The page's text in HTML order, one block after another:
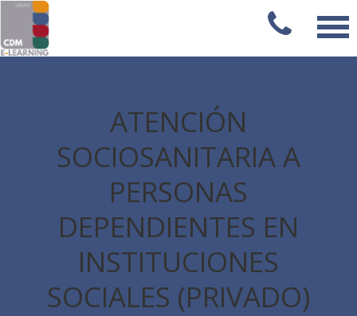
ATENCIÓN
SOCIOSANITARIA A
PERSONAS
DEPENDIENTES EN
INSTITUCIONES
SOCIALES (PRIVADO)